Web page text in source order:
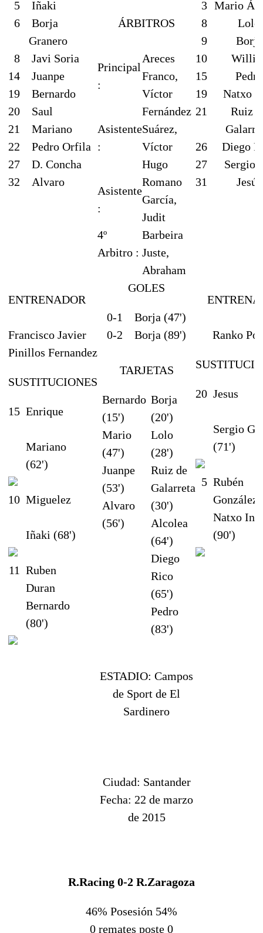
5
Iñaki
6
Borja
Granero
8
Javi Soria
14
Juanpe
19
Bernardo
20
Saul
21
Mariano
22
Pedro Orfila
27
D. Concha
32
Alvaro
ÁRBITROS
Principal
:
Areces
Franco,
Víctor
Asistente
:
Fernández
Suárez,
Víctor
Hugo
Asistente
:
Romano
García,
Judit
4º
Arbitro :
Barbeira
Juste,
Abraham
3 Mario
8
Lolo
9
Borja
10
15
Pedro
19
Natxo
21
Ruiz
26
Diego
27
Sergio
31
Jesús
ENTRENADOR
Francisco Javier
Pinillos Fernandez
SUSTITUCIONES
15 Enrique
Mariano
(62')
10 Miguelez
Iñaki (68')
11 Ruben
Duran
Bernardo
(80')
GOLES
0-1
Borja (47')
0-2
Borja (89')
TARJETAS
Bernardo
(15')
Mario
(47')
Juanpe
(53')
Alvaro
(56')
Borja
(20')
Lolo
(28')
Ruiz de
Galarreta
(30')
Alcolea
(64')
Diego
Rico
(65')
Pedro
(83')
ESTADIO: Campos
de Sport de El
Sardinero
Ciudad: Santander
Fecha: 22 de marzo
de 2015
Ranko
20 Jesus
Sergio Gil
(71')
5 Rubén
González
Natxo
(90')
R.Racing 0-2 R.Zaragoza
46% Posesión 54%
0 remates poste 0